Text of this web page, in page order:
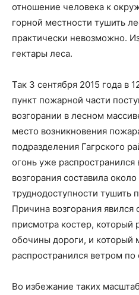
отношение человека к
горной местности тушить
практически невозможно.
гектары леса.
Так 3 сентября 2015 года в
пункт пожарной части
возгорании в лесном
место возникновения
подразделения Гагрского
огонь уже
возгорания составила
труднодоступности тушить
Причина возгорания явился
присмотра костер, который
обочины дороги, и который
распространился ветром по
Во избежание таких